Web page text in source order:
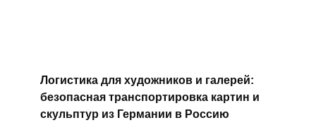
Логистика для художников и галерей:
безопасная транспортировка картин и
скульптур из Германии в Россию